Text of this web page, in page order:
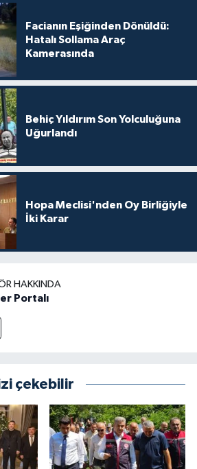
Facianın Eşiğinden Dönüldü:
Hatalı Sollama Araç
Kamerasında
Behiç Yıldırım Son Yolculuğuna
Uğurlandı
Hopa Meclisi'nden Oy Birliğiyle
İki Karar
HAKKINDA
Portalı
çekebilir